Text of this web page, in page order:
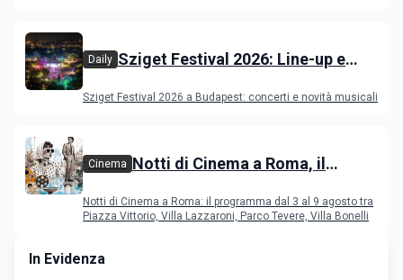
Daily Sziget Festival 2026: Line-up e
Sziget Festival 2026 a Budapest: concerti e novità musicali
Cinema Notti di Cinema a Roma, il
Notti di Cinema a Roma: il programma dal 3 al 9 agosto tra
Piazza Vittorio, Villa Lazzaroni, Parco Tevere, Villa Bonelli
In Evidenza